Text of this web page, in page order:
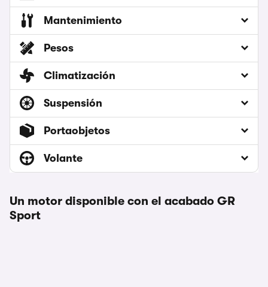
Mantenimiento
Pesos
Climatización
Suspensión
Portaobjetos
Volante
Un motor disponible con el acabado GR
Sport